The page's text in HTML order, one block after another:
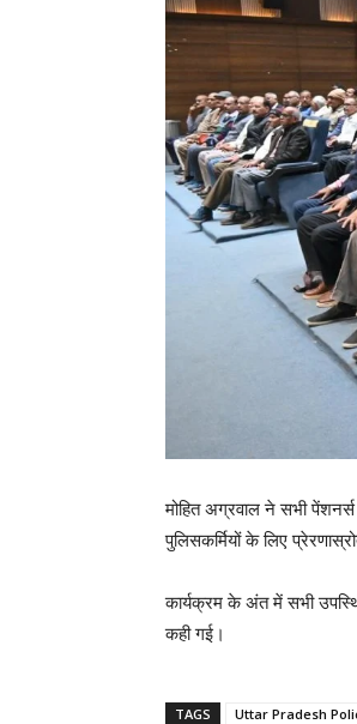
मोहित अग्रवाल ने सभी
पुलिसकर्मियों के लिए
कार्यक्रम के अंत में सभी
कही गई।
TAGS Uttar Pradesh